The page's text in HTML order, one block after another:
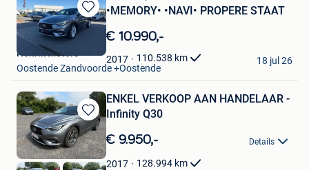
Bewaren
in
Favorieten
•MEMORY• •NAVI• PROPERE STAAT
€ 10.990,-
2017 110.538 km
Henrik Motors
Oostende Zandvoorde +Oostende
18 jul 26
Bewaren
in
Mijn
Favorieten
ENKEL VERKOOP AAN HANDELAAR -
Infinity Q30
€ 9.950,- Details
2017 128.994 km